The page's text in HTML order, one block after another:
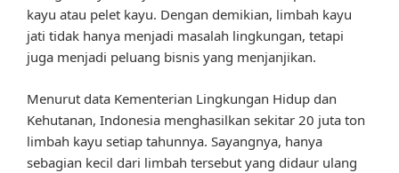
kayu atau pelet kayu. Dengan demikian, limbah kayu
jati tidak hanya menjadi masalah lingkungan, tetapi
juga menjadi peluang bisnis yang menjanjikan.
Menurut data Kementerian Lingkungan Hidup dan
Kehutanan, Indonesia menghasilkan sekitar 20 juta ton
limbah kayu setiap tahunnya. Sayangnya, hanya
sebagian kecil dari limbah tersebut yang didaur ulang